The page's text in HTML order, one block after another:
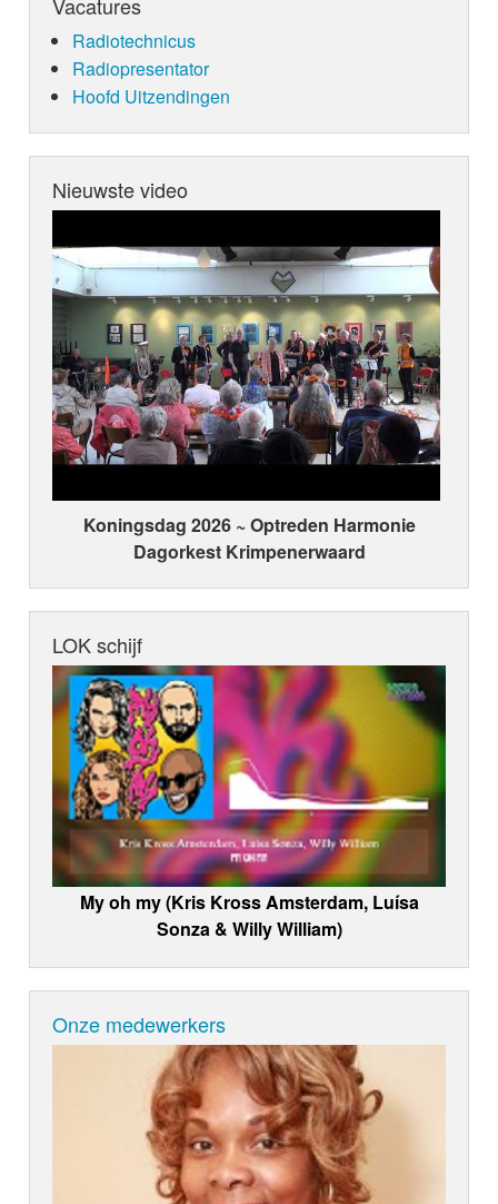
Radiotechnicus
Radiopresentator
Hoofd Uitzendingen
Nieuwste video
Koningsdag 2026 ~ Optreden Harmonie
Dagorkest Krimpenerwaard
LOK schijf
My oh my (Kris Kross Amsterdam, Luísa
Sonza & Willy William)
Onze medewerkers